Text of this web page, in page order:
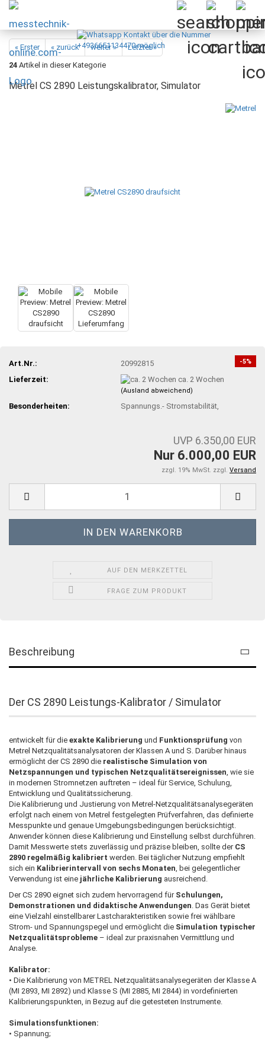
« Erster « zurück weiter »
Letzter »
24 Artikel in dieser Kategorie
Metrel CS 2890 Leistungskalibrator, Simulator
-5%
Art.Nr.:
20992815
Lieferzeit:
ca. 2 Wochen
(Ausland abweichend)
Besonderheiten: Spannungs.- Stromstabilität,
UVP 6.350,00 EUR
Nur 6.000,00 EUR
zzgl. 19% MwSt. zzgl. Versand
AUF DEN MERKZETTEL
FRAGE ZUM PRODUKT
Beschreibung
Der CS 2890 Leistungs-Kalibrator / Simulator
entwickelt für die exakte Kalibrierung und Funktionsprüfung von
Metrel Netzqualitätsanalysatoren der Klassen A und S. Darüber hinaus
ermöglicht der CS 2890 die realistische Simulation von
Netzspannungen und typischen Netzqualitätsereignissen , wie sie
in modernen Stromnetzen auftreten – ideal für Service, Schulung,
Entwicklung und Qualitätssicherung.
Die Kalibrierung und Justierung von Metrel-Netzqualitätsanalysegeräten
erfolgt nach einem von Metrel festgelegten Prüfverfahren, das definierte
Messpunkte und genaue Umgebungsbedingungen berücksichtigt.
Anwender können diese Kalibrierung und Einstellung selbst durchführen.
Damit Messwerte stets zuverlässig und präzise bleiben, sollte der CS
2890 regelmäßig kalibriert werden. Bei täglicher Nutzung empfiehlt
sich ein Kalibrierintervall von sechs Monaten , bei gelegentlicher
Verwendung ist eine jährliche Kalibrierung ausreichend.
Der CS 2890 eignet sich zudem hervorragend für Schulungen,
Demonstrationen und didaktische Anwendungen . Das Gerät bietet
eine Vielzahl einstellbarer Lastcharakteristiken sowie frei wählbare
Strom- und Spannungspegel und ermöglicht die Simulation typischer
Netzqualitätsprobleme – ideal zur praxisnahen Vermittlung und
Analyse.
Kalibrator:
• Die Kalibrierung von METREL Netzqualitätsanalysegeräten der Klasse A
(MI 2893, MI 2892) und Klasse S (MI 2885, MI 2844) in vordefinierten
Kalibrierungspunkten, in Bezug auf die getesteten Instrumente.
Simulationsfunktionen:
• Spannung;